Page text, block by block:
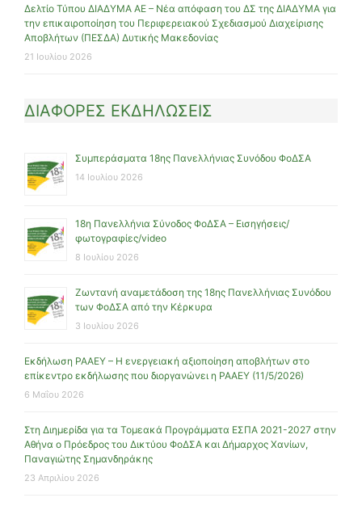
Δελτίο Τύπου ΔΙΑΔΥΜΑ ΑΕ – Νέα απόφαση του ΔΣ της ΔΙΑΔΥΜΑ για
την επικαιροποίηση του Περιφερειακού Σχεδιασμού Διαχείρισης
Αποβλήτων (ΠΕΣΔΑ) Δυτικής Μακεδονίας
21 Ιουλίου 2026
ΔΙΑΦΟΡΕΣ ΕΚΔΗΛΩΣΕΙΣ
Συμπεράσματα 18ης Πανελλήνιας Συνόδου ΦοΔΣΑ
14 Ιουλίου 2026
18η Πανελλήνια Σύνοδος ΦοΔΣΑ – Εισηγήσεις/
φωτογραφίες/video
8 Ιουλίου 2026
Ζωντανή αναμετάδοση της 18ης Πανελλήνιας Συνόδου
των ΦοΔΣΑ από την Κέρκυρα
3 Ιουλίου 2026
Εκδήλωση ΡΑΑΕΥ – Η ενεργειακή αξιοποίηση αποβλήτων στο
επίκεντρο εκδήλωσης που διοργανώνει η ΡΑΑΕΥ (11/5/2026)
6 Μαΐου 2026
Στη Διημερίδα για τα Τομεακά Προγράμματα ΕΣΠΑ 2021-2027 στην
Αθήνα ο Πρόεδρος του Δικτύου ΦοΔΣΑ και Δήμαρχος Χανίων,
Παναγιώτης Σημανδηράκης
23 Απριλίου 2026